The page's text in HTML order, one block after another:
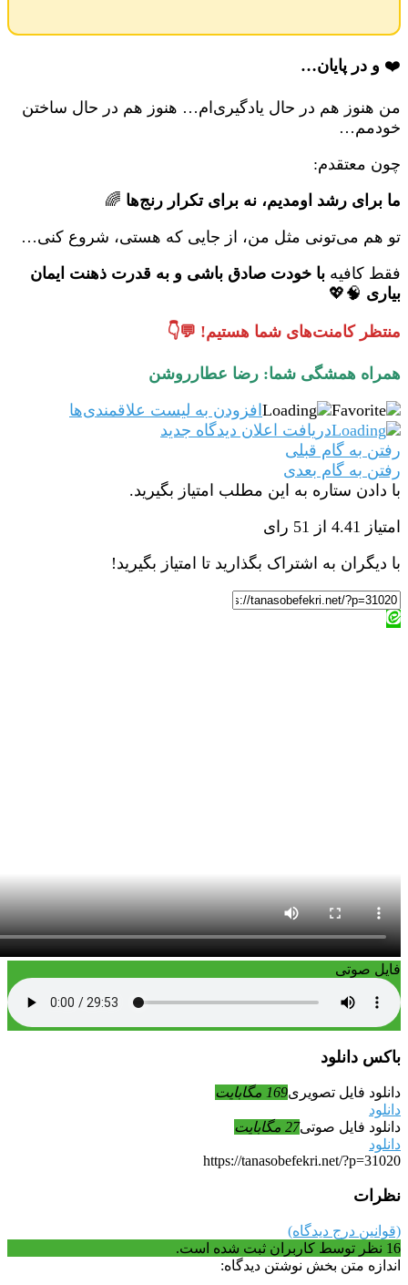
❤️ و در پایان…
من هنوز هم در حال یادگیری‌ام… هنوز هم در حال ساختن
خودمم…
چون معتقدم:
ما برای رشد اومدیم، نه برای تکرار رنج‌ها 🌈
تو هم می‌تونی مثل من، از جایی که هستی، شروع کنی…
فقط کافیه با خودت صادق باشی و به قدرت ذهنت ایمان
بیاری 🧠💖
منتظر کامنت‌های شما هستیم! 💬👇
همراه همشگی شما: رضا عطارروشن
افزودن به لیست علاقمندی‌ها
دریافت اعلان دیدگاه‌ جدید
رفتن به گام قبلی
رفتن به گام بعدی
با دادن ستاره به این مطلب امتیاز بگیرید.
امتیاز 4.41 از 51 رای
با دیگران به اشتراک بگذارید تا امتیاز بگیرید!
فایل صوتی
باکس دانلود
دانلود فایل تصویری169 مگابایت
دانلود
دانلود فایل صوتی27 مگابایت
دانلود
https://tanasobefekri.net/?p=31020
نظرات
(قوانین درج دیدگاه)
16 نظر توسط کاربران ثبت شده است.
اندازه متن بخش نوشتن دیدگاه: